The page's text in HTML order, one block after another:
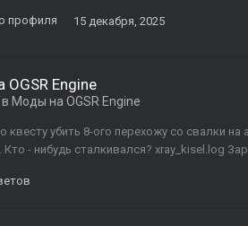
профиля 15 декабря, 2025
OGSR Engine
Моды на OGSR Engine
убить 8-ого перехожу со свалки
- нибудь сталкивался? xray_kisel.log